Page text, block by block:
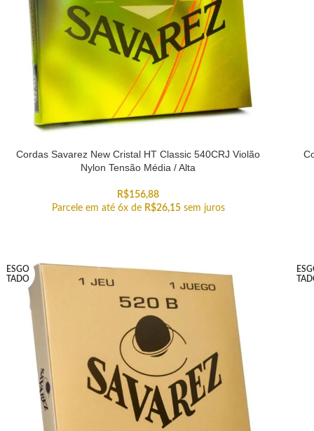
Cordas Savarez New Cristal HT Classic 540CRJ Violão
Nylon Tensão Média / Alta
R$156,88
Parcele em até 6x de R$26,15 sem juros
ESGO
TADO